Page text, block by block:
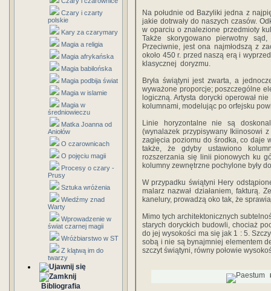
Czary i czarty
polskie
Kary za czarymary
Magia a religia
Magia afrykańska
Magia babilońska
Magia podbija świat
Magia w islamie
Magia w
średniowieczu
Matka Joanna od
Aniołów
O czarownicach
O pojęciu magii
Procesy o czary -
Prusy
Sztuka wróżenia
Wiedźmy znad
Warty
Wprowadzenie w
świat czarnej magii
Wróżbiarstwo w ST
Z klątwą im do
twarzy
Bibliografia
Na południe od Bazyliki jedna z
jakie dotrwały do naszych czasów.
w opar­ciu o znalezione przedmioty
Także skory­gowano pierwotny
Przeciwnie, jest ona najmłodszą z
około 450 r. przed naszą erą i
klasycznej doryzmu.
Bryła świątyni jest zwarta, a
wyważone proporcje; poszczególne
logiczną. Artysta dorycki operował
kolumnami, modelując po orfejsku
Linie horyzontalne nie są
(wynalazek przypisywany Ikiinosowi
zagięcia poziomu do środka, co daje
także, że gdyby ustawiono
rozszerzania się linii pionowych ku
kolumny zewnętrzne pochylone były
W przypadku świątyni Hery
malarz nazwał działaniem, fakturą.
kanelury, prowadzą oko tak, że
Mimo tych architektonicznych
starych doryckich budowli, chociaż
do jej wysokości ma się jak 1 : 5.
sobą i nie są bynajmniej elementem
szczyt świątyni, równy połowie